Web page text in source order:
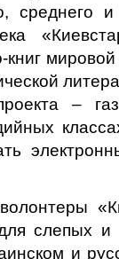
среднего и
мировой
–
слепых
и